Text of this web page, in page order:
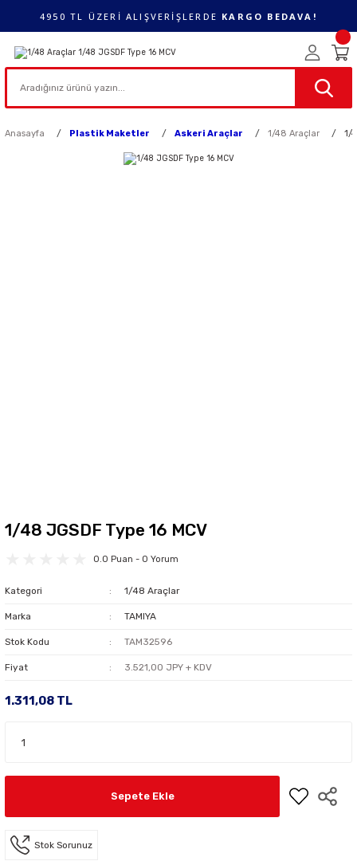
4950 TL ÜZERİ ALIŞVERİŞLERDE KARGO BEDAVA!
Anasayfa Plastik Maketler Askeri Araçlar 1/48 Araçlar 1/
1/48 JGSDF Type 16 MCV
0.0 Puan - 0 Yorum
Kategori 1/48 Araçlar
Marka TAMIYA
Stok Kodu TAM32596
Fiyat 3.521,00 JPY + KDV
1.311,08 TL
Sepete Ekle
Stok Sorunuz